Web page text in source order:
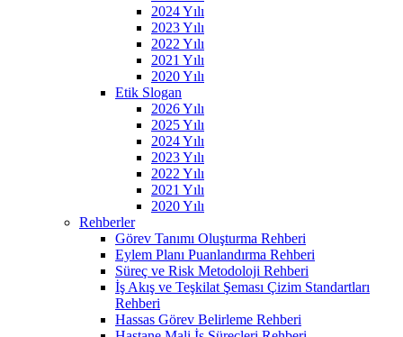
2024 Yılı
2023 Yılı
2022 Yılı
2021 Yılı
2020 Yılı
Etik Slogan
2026 Yılı
2025 Yılı
2024 Yılı
2023 Yılı
2022 Yılı
2021 Yılı
2020 Yılı
Rehberler
Görev Tanımı Oluşturma Rehberi
Eylem Planı Puanlandırma Rehberi
Süreç ve Risk Metodoloji Rehberi
İş Akış ve Teşkilat Şeması Çizim Standartları
Rehberi
Hassas Görev Belirleme Rehberi